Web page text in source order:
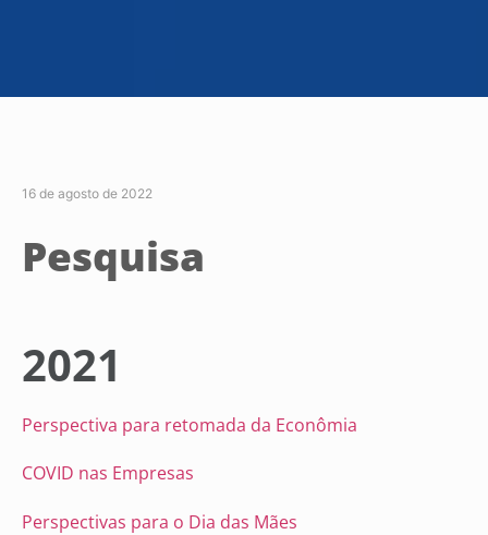
16 de agosto de 2022
Pesquisa
2021
Perspectiva para retomada da Econômia
COVID nas Empresas
Perspectivas para o Dia das Mães